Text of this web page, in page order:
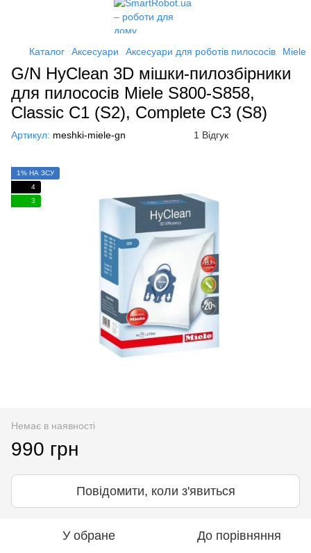
Каталог Аксесуари Аксесуари для роботів пилососів Miele
G/N HyClean 3D мішки-пилозбірники
для пилососів Miele S800-S858,
Classic C1 (S2), Complete C3 (S8)
Артикул: meshki-miele-gn 1 Відгук
1% НА ЗСУ
4
3
Немає в наявності
990 грн
Повідомити, коли з'явиться
У обране До порівняння